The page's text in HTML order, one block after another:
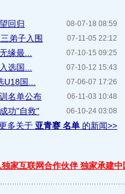
08-07-18 08:59
回归
07-11-05 22:12
弟子入围
07-10-15 09:25
缘最...
07-10-12 15:43
选国...
07-06-07 17:26
国...
06-11-03 10:48
名单公布
06-10-24 03:08
功"自救"
多关于 亚青赛 名单 的新闻>>
家互联网合作伙伴 独家承建中